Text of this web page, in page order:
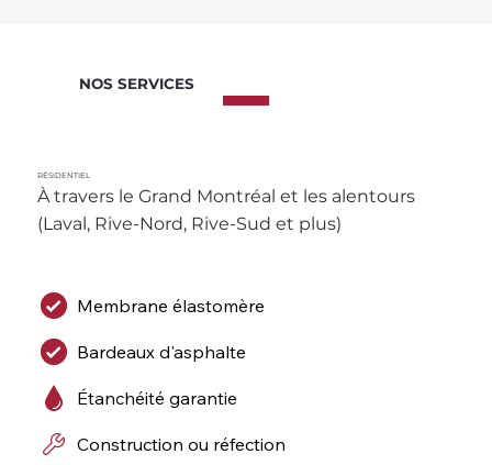
NOS SERVICES
RÉSIDENTIEL
À travers le Grand Montréal et les alentours
(Laval, Rive-Nord, Rive-Sud et plus)
Membrane élastomère
Bardeaux d'asphalte
Étanchéité garantie
Construction ou réfection